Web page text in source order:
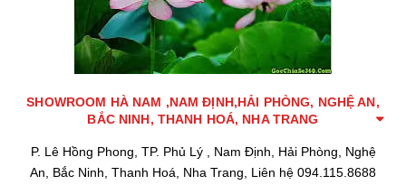
SHOWROOM HÀ NAM ,NAM ĐỊNH,HẢI PHÒNG, NGHỆ AN,
BẮC NINH, THANH HOÁ, NHA TRANG
P. Lê Hồng Phong, TP. Phủ Lý , Nam Định, Hải Phòng, Nghệ
An, Bắc Ninh, Thanh Hoá, Nha Trang, Liên hệ 094.115.8688